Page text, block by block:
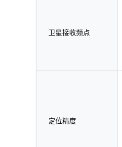
卫星接收频点
定位精度